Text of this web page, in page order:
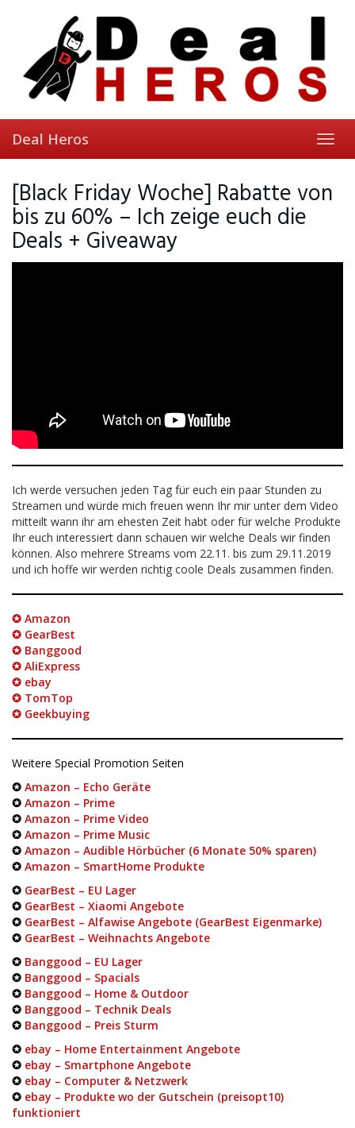
Deal Heros
[Black Friday Woche] Rabatte von
bis zu 60% – Ich zeige euch die
Deals + Giveaway
Ich werde versuchen jeden Tag für euch ein paar Stunden zu
Streamen und würde mich freuen wenn Ihr mir unter dem Video
mitteilt wann ihr am ehesten Zeit habt oder für welche Produkte
Ihr euch interessiert dann schauen wir welche Deals wir finden
können. Also mehrere Streams vom 22.11. bis zum 29.11.2019
und ich hoffe wir werden richtig coole Deals zusammen finden.
✪ Amazon
✪ GearBest
✪ Banggood
✪ AliExpress
✪ ebay
✪ TomTop
✪ Geekbuying
Weitere Special Promotion Seiten
✪ Amazon – Echo Geräte
✪ Amazon – Prime
✪ Amazon – Prime Video
✪ Amazon – Prime Music
✪ Amazon – Audible Hörbücher (6 Monate 50% sparen)
✪ Amazon – SmartHome Produkte
✪ GearBest – EU Lager
✪ GearBest – Xiaomi Angebote
✪ GearBest – Alfawise Angebote (GearBest Eigenmarke)
✪ GearBest – Weihnachts Angebote
✪ Banggood – EU Lager
✪ Banggood – Spacials
✪ Banggood – Home & Outdoor
✪ Banggood – Technik Deals
✪ Banggood – Preis Sturm
✪ ebay – Home Entertainment Angebote
✪ ebay – Smartphone Angebote
✪ ebay – Computer & Netzwerk
✪ ebay – Produkte wo der Gutschein (preisopt10)
funktioniert